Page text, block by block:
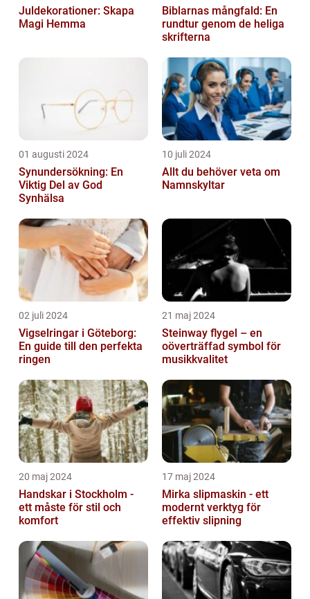
Juldekorationer: Skapa
Magi Hemma
Biblarnas mångfald: En
rundtur genom de heliga
skrifterna
01 augusti 2024
Synundersökning: En
Viktig Del av God
Synhälsa
10 juli 2024
Allt du behöver veta om
Namnskyltar
02 juli 2024
Vigselringar i Göteborg:
En guide till den perfekta
ringen
21 maj 2024
Steinway flygel – en
oöverträffad symbol för
musikkvalitet
20 maj 2024
Handskar i Stockholm -
ett måste för stil och
komfort
17 maj 2024
Mirka slipmaskin - ett
modernt verktyg för
effektiv slipning